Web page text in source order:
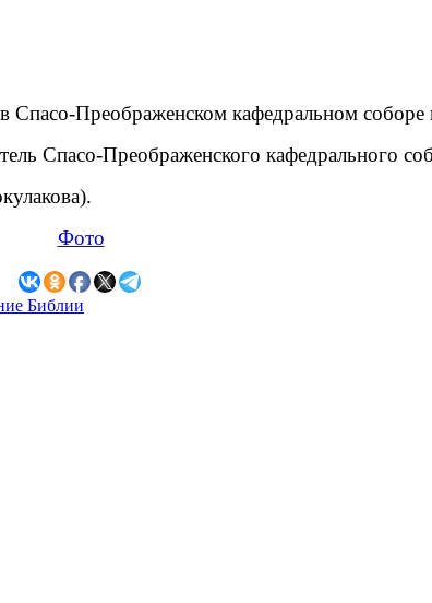
Преображенском кафедральном соборе
Спасо-Преображенского кафедрального
Фото
Библии